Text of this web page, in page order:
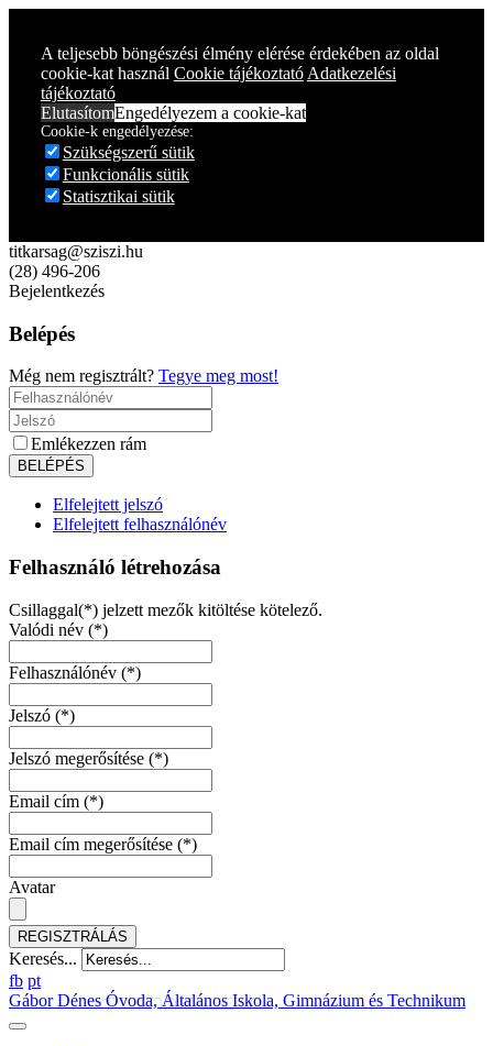
A teljesebb böngészési élmény elérése érdekében az oldal
cookie-kat használ Cookie tájékoztató Adatkezelési
tájékoztató
ElutasítomEngedélyezem a cookie-kat
Cookie-k engedélyezése:
Szükségszerű sütik
Funkcionális sütik
Statisztikai sütik
titkarsag@sziszi.hu
(28) 496-206
Bejelentkezés
Belépés
Még nem regisztrált? Tegye meg most!
Emlékezzen rám
Elfelejtett jelszó
Elfelejtett felhasználónév
Felhasználó létrehozása
Csillaggal(*) jelzett mezők kitöltése kötelező.
Valódi név (*)
Felhasználónév (*)
Jelszó (*)
Jelszó megerősítése (*)
Email cím (*)
Email cím megerősítése (*)
Avatar
REGISZTRÁLÁS
Keresés...
fb pt
Gábor Dénes Óvoda, Általános Iskola, Gimnázium és Technikum